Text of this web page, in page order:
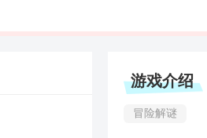
游戏介绍
冒险解谜